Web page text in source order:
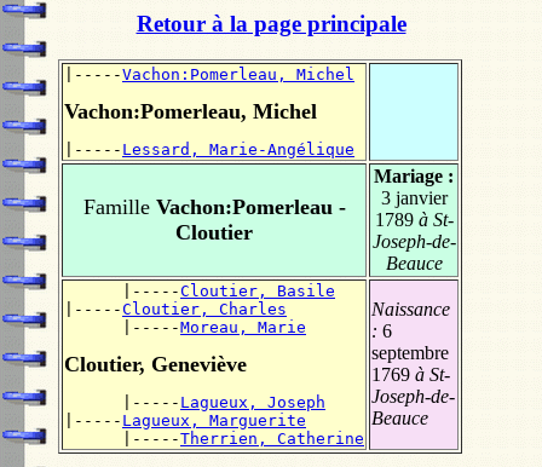
Retour à la page principale
|-----Vachon:Pomerleau, Michel
Vachon:Pomerleau, Michel
|----- Lessard, Marie-Angélique
FamilleVachon:Pomerleau -
Cloutier
Mariage :
3 janvier
1789à St-
Joseph-de-
Beauce
      |-----
Cloutier, Basile
|-----Cloutier, Charles
      |-----
Moreau, Marie
Cloutier, Geneviève
      |-----
Lagueux, Joseph
|----- Lagueux, Marguerite
      |-----
Therrien, Catherine
Naissance
: 6
septembre
1769 à St-
Joseph-de-
Beauce